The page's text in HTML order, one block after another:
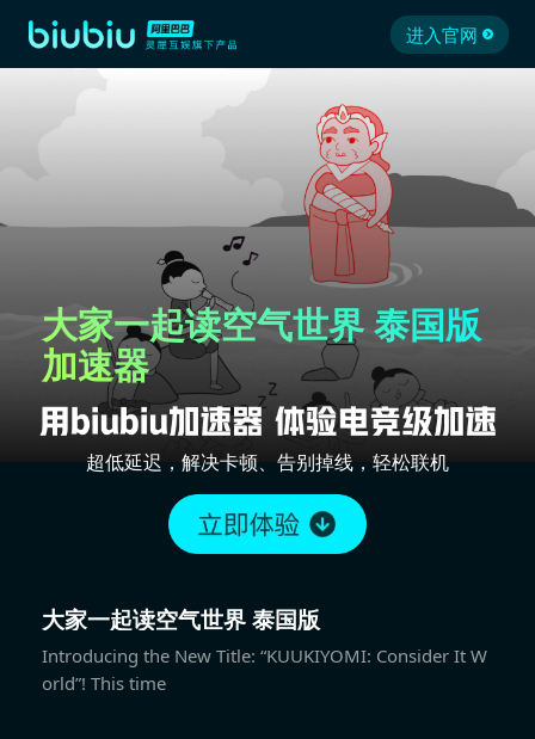
进入官网
大家一起读空气世界 泰国版
加速器
超低延迟，解决卡顿、告别掉线，轻松联机
大家一起读空气世界 泰国版
Introducing the New Title: “KUUKIYOMI: Consider It W
orld”! This time